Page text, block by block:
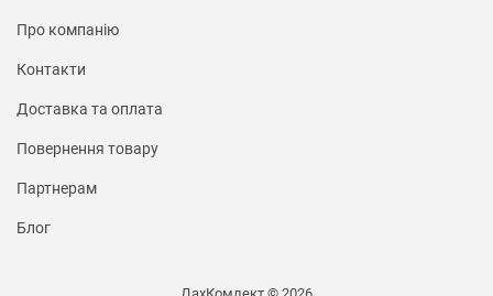
Про компанію
Контакти
Доставка та оплата
Повернення товару
Партнерам
Блог